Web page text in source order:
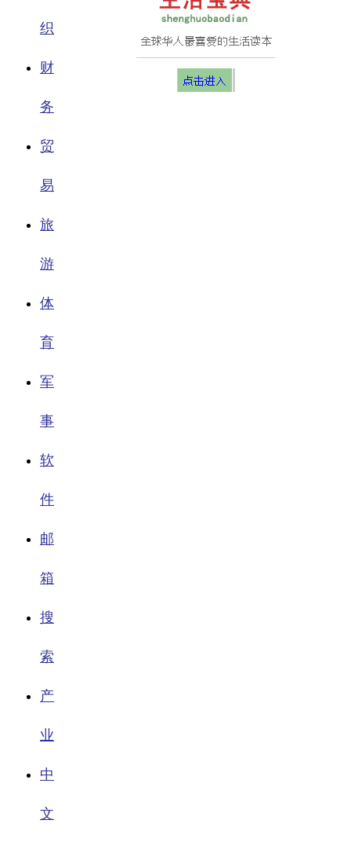
织
财
务
贸
易
旅
游
体
育
军
事
软
件
邮
箱
搜
索
产
业
中
文